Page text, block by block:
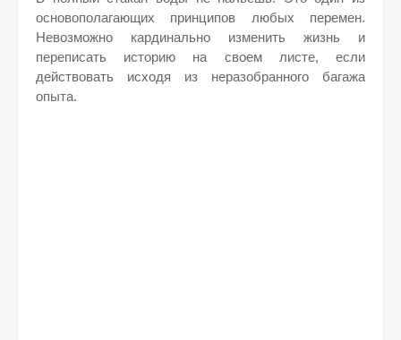
основополагающих принципов любых перемен.
Невозможно кардинально изменить жизнь и
переписать историю на своем листе, если
действовать исходя из неразобранного багажа
опыта.